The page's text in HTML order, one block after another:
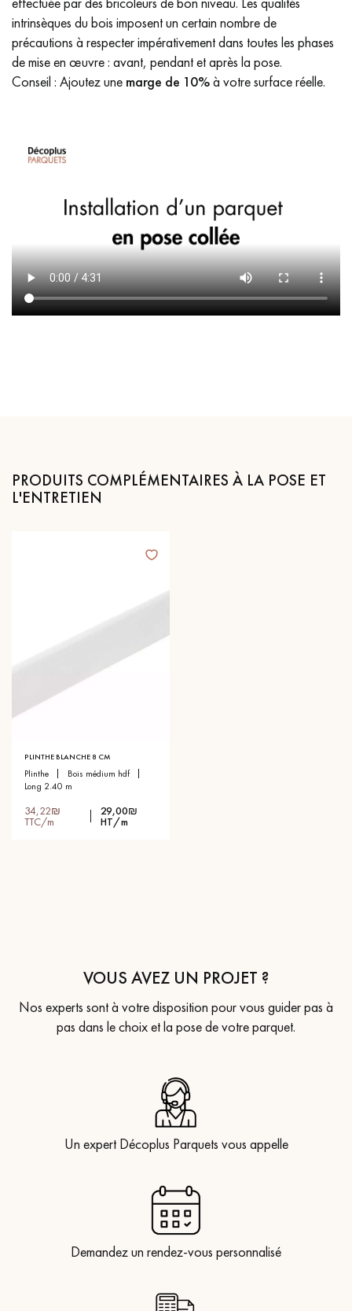
intrinsèques du bois imposent un certain nombre de
précautions à respecter impérativement dans toutes les phases
de mise en œuvre : avant, pendant et après la pose.
Conseil : Ajoutez une marge de 10%à votre surface réelle.
PRODUITS COMPLÉMENTAIRES À LA POSE ET
L'ENTRETIEN
PLINTHE BLANCHE 8 CM
plinthe
bois médium hdf
long 2.40 m
34,22₪
TTC/m
29,00₪
HT/m
VOUS AVEZ UN PROJET ?
Nos experts sont à votre disposition pour vous guider pas à
pas dans le choix et la pose de votre parquet.
Un expert Décoplus Parquets vous appelle
Demandez un rendez-vous personnalisé